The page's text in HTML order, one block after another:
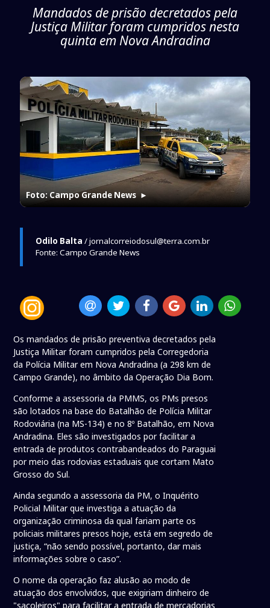
Mandados de prisão decretados pela
Justiça Militar foram cumpridos nesta
quinta em Nova Andradina
Foto: Campo Grande News►
Odilo Balta / jornalcorreiodosul@terra.com.br
Fonte: Campo Grande News
Os mandados de prisão preventiva decretados pela
Justiça Militar foram cumpridos pela Corregedoria
da Polícia Militar em Nova Andradina (a 298 km de
Campo Grande), no âmbito da Operação Dia Bom.
Conforme a assessoria da PMMS, os PMs presos
são lotados na base do Batalhão de Polícia Militar
Rodoviária (na MS-134) e no 8º Batalhão, em Nova
Andradina. Eles são investigados por facilitar a
entrada de produtos contrabandeados do Paraguai
por meio das rodovias estaduais que cortam Mato
Grosso do Sul.
Ainda segundo a assessoria da PM, o Inquérito
Policial Militar que investiga a atuação da
organização criminosa da qual fariam parte os
policiais militares presos hoje, está em segredo de
justiça, “não sendo possível, portanto, dar mais
informações sobre o caso”.
O nome da operação faz alusão ao modo de
atuação dos envolvidos, que exigiriam dinheiro de
"sacoleiros" para facilitar a entrada de mercadorias